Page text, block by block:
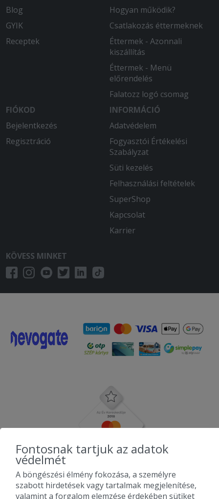
Blog
GYIK
Receptek
Hogyan működik?
Csatlakozás éttermeknek
Éttermek - Azonnali
kiszállítás
Éttermek - Menü
előrendelés
Falatozz logó csomag
FIÓKOD
Bejelentkezés
Regisztráció
INFORMÁCIÓ
Adatvédelem
Fogyasztói Értékelési
Szabályzat
Süti kezelés
Felhasználási feltételek
SuperShop
Kapcsolat
Karrier
KÖVESS MINKET
Fontosnak tartjuk az adatok
védelmét
A böngészési élmény fokozása, a személyre
szabott hirdetések vagy tartalmak megjelenítése,
valamint a forgalom elemzése érdekében sütiket